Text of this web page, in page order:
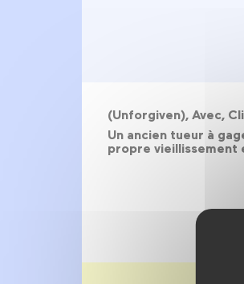
(Unforgiven), Avec,
Un ancien tueur à
propre vieillissement